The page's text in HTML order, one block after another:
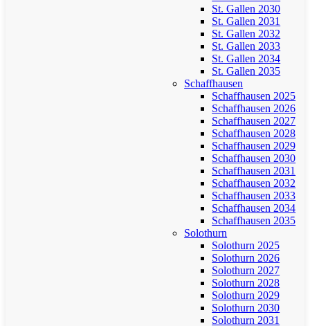
St. Gallen 2030
St. Gallen 2031
St. Gallen 2032
St. Gallen 2033
St. Gallen 2034
St. Gallen 2035
Schaffhausen
Schaffhausen 2025
Schaffhausen 2026
Schaffhausen 2027
Schaffhausen 2028
Schaffhausen 2029
Schaffhausen 2030
Schaffhausen 2031
Schaffhausen 2032
Schaffhausen 2033
Schaffhausen 2034
Schaffhausen 2035
Solothurn
Solothurn 2025
Solothurn 2026
Solothurn 2027
Solothurn 2028
Solothurn 2029
Solothurn 2030
Solothurn 2031